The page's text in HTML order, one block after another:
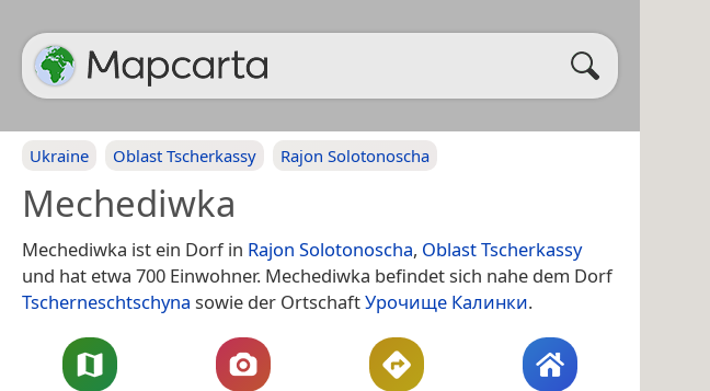
Ukraine Oblast Tscherkassy Rajon Solotonoscha
Mechediwka
Mechediwka ist ein Dorf in Rajon Solotonoscha, Oblast Tscherkassy
und hat etwa 700 Einwohner. Mechediwka befindet sich nahe dem Dorf
Tscherneschtschyna sowie der OrtschaftУрочище Калинки.